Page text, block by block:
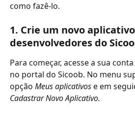
como fazê-lo.
1. Crie um novo
desenvolvedores do
Para começar, acesse a sua
no portal do Sicoob. No menu
opção Meus aplicativos e em
Cadastrar Novo Aplicativo.